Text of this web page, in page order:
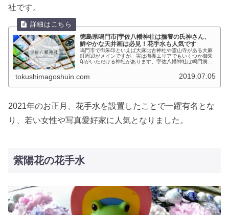
社です。
徳島県鳴門市|宇佐八幡神社は撫養の氏神さん、
鮮やかな天井画は必見！花手水も人気です
鳴門市で御朱印といえば大麻比古神社や霊山寺がある大麻
町周辺がメインですが、実は撫養エリアでもいくつか御朱
印がいただける神社があります。宇佐八幡神社は鳴門病院
tokushimagoshuin.com 2019.07.05
2021年のお正月、花手水を設置したことで一躍有名とな
り、若い女性や写真愛好家に人気となりました。
紫陽花の花手水